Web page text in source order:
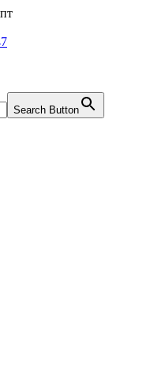
Search Button